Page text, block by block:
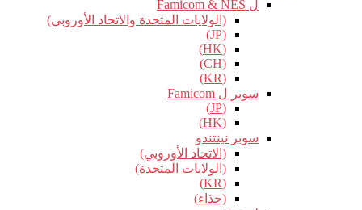
ل Famicom & NES
(الولايات المتحدة والاتحاد الأوروبي)
(JP)
(HK)
(CH)
(KR)
سوبر ل Famicom
(JP)
(HK)
سوبر نينتندو
(الاتحاد الأوروبي)
(الولايات المتحدة)
(KR)
(حذاء)